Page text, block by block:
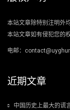
本站文章除特别注明外
本站文章如有侵犯您的
电邮：
近期文章
中国历史上最大的谎